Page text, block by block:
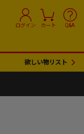
ログイン カート Q&A
欲しい物リスト